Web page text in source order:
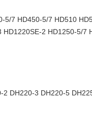
5/7 HD450-5/7 HD510
2 HD1250-5/7
DH220-3 DH220-5